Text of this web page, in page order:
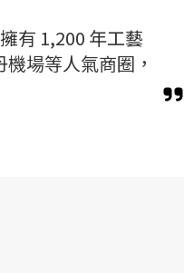
有 1,200 年工藝
場等人氣商圈，